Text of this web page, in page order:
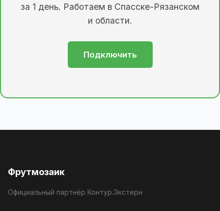
за 1 день. Работаем в Спасске-Рязанском
и области.
Подключить
Фрутмозаик
Официальный партнёр Контур.Экстерн